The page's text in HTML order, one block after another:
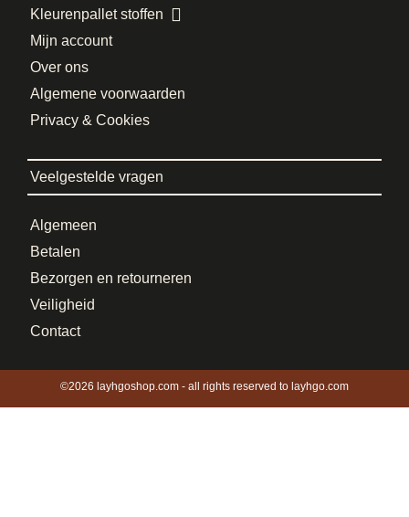
Kleurenpallet stoffen
Mijn account
Over ons
Algemene voorwaarden
Privacy & Cookies
Veelgestelde vragen
Algemeen
Betalen
Bezorgen en retourneren
Veiligheid
Contact
©2026 layhgoshop.com - all rights reserved to layhgo.com